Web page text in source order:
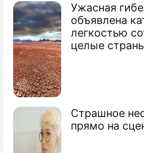
Ужасная
объявлена
легкостью
целые
Страшное
прямо на